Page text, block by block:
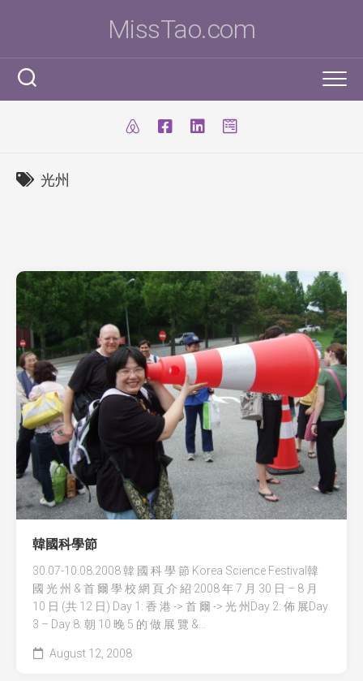
MissTao.com
I.T. Team
學生得獎作品
九連環
環保黏土膠
天然敷貼
澱粉之可塑性
CryptoDefender
廿一世紀校園網絡
國際科學與工程大獎賽(ISEF)
全國青少年科技創新大賽 (CASTIC)
香港青少年科技創新大賽
香港學生科學比賽
SBA
IT比賽&活動
練習時間表
注意事項
我的獎項
自家小玩意
光州
韓國科學節
30.07-10.08.2008 韓 國 科 學 節 Korea Science Festival韓
國 光 州 & 首 爾 學 校 網 頁 介 紹 2008 年 7 月 30 日 – 8 月
10 日 (共 12 日) Day 1: 香 港 -> 首 爾 -> 光 州Day 2: 佈 展Day
3 – Day 8: 朝 10 晚 5 的 做 展 覽 &...
August 12, 2008